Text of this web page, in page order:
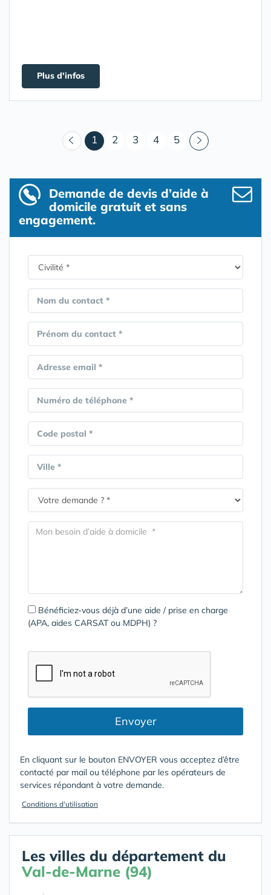
Plus d'infos
1 (courant)
2 3 4 5
Demande de devis d’aide à
domicile gratuit et sans
engagement.
Nom du contact *
Prénom du contact *
Adresse email *
Numéro de téléphone *
Code postal *
Ville *
Bénéficiez-vous déjà d’une aide / prise en charge
(APA, aides CARSAT ou MDPH) ?
Envoyer
En cliquant sur le bouton ENVOYER vous acceptez d’être
contacté par mail ou téléphone par les opérateurs de
services répondant à votre demande.
Conditions d'utilisation
Les villes du département du
Val-de-Marne (94)